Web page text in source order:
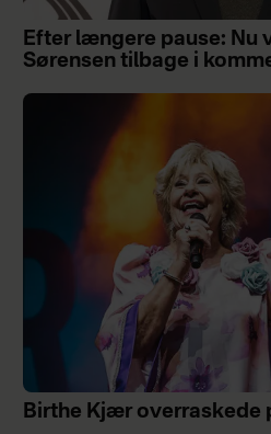
Efter længere pause: Nu
Sørensen tilbage i
Birthe Kjær overraskede